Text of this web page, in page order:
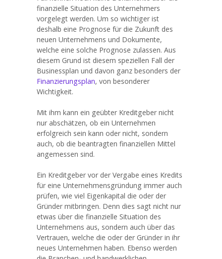
finanzielle Situation des Unternehmers
vorgelegt werden. Um so wichtiger ist
deshalb eine Prognose für die Zukunft des
neuen Unternehmens und Dokumente,
welche eine solche Prognose zulassen. Aus
diesem Grund ist diesem speziellen Fall der
Businessplan und davon ganz besonders der
Finanzierungsplan, von besonderer
Wichtigkeit.
Mit ihm kann ein geübter Kreditgeber nicht
nur abschätzen, ob ein Unternehmen
erfolgreich sein kann oder nicht, sondern
auch, ob die beantragten finanziellen Mittel
angemessen sind.
Ein Kreditgeber vor der Vergabe eines Kredits
für eine Unternehmensgründung immer auch
prüfen, wie viel Eigenkapital die oder der
Gründer mitbringen. Denn dies sagt nicht nur
etwas über die finanzielle Situation des
Unternehmens aus, sondern auch über das
Vertrauen, welche die oder der Gründer in ihr
neues Unternehmen haben. Ebenso werden